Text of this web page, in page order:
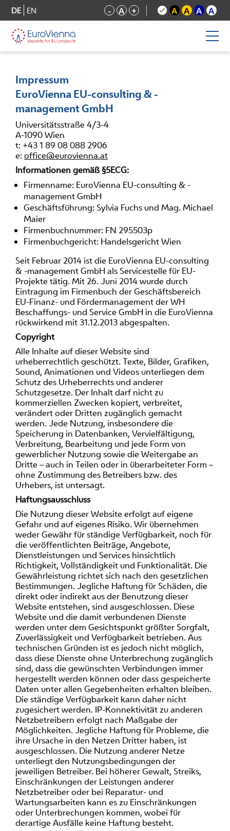
DE EN - A + A A A A
Impressum
EuroVienna EU-consulting & -
management GmbH
Universitätsstraße 4/3-4
A-1090 Wien
t: +43 1 89 08 088 2906
e: office@eurovienna.at
Informationen gemäß §5ECG:
Firmenname: EuroVienna EU-consulting & -
management GmbH
Geschäftsführung: Sylvia Fuchs und Mag. Michael
Maier
Firmenbuchnummer: FN 295503p
Firmenbuchgericht: Handelsgericht Wien
Seit Februar 2014 ist die EuroVienna EU-consulting
& -management GmbH als Servicestelle für EU-
Projekte tätig. Mit 26. Juni 2014 wurde durch
Eintragung im Firmenbuch der Geschäftsbereich
EU-Finanz- und Fördermanagement der WH
Beschaffungs- und Service GmbH in die EuroVienna
rückwirkend mit 31.12.2013 abgespalten.
Copyright
Alle Inhalte auf dieser Website sind
urheberrechtlich geschützt. Texte, Bilder, Grafiken,
Sound, Animationen und Videos unterliegen dem
Schutz des Urheberrechts und anderer
Schutzgesetze. Der Inhalt darf nicht zu
kommerziellen Zwecken kopiert, verbreitet,
verändert oder Dritten zugänglich gemacht
werden. Jede Nutzung, insbesondere die
Speicherung in Datenbanken, Vervielfältigung,
Verbreitung, Bearbeitung und jede Form von
gewerblicher Nutzung sowie die Weitergabe an
Dritte – auch in Teilen oder in überarbeiteter Form –
ohne Zustimmung des Betreibers bzw. des
Urhebers, ist untersagt.
Haftungsausschluss
Die Nutzung dieser Website erfolgt auf eigene
Gefahr und auf eigenes Risiko. Wir übernehmen
weder Gewähr für ständige Verfügbarkeit, noch für
die veröffentlichten Beiträge, Angebote,
Dienstleistungen und Services hinsichtlich
Richtigkeit, Vollständigkeit und Funktionalität. Die
Gewährleistung richtet sich nach den gesetzlichen
Bestimmungen. Jegliche Haftung für Schäden, die
direkt oder indirekt aus der Benutzung dieser
Website entstehen, sind ausgeschlossen. Diese
Website und die damit verbundenen Dienste
werden unter dem Gesichtspunkt größter Sorgfalt,
Zuverlässigkeit und Verfügbarkeit betrieben. Aus
technischen Gründen ist es jedoch nicht möglich,
dass diese Dienste ohne Unterbrechung zugänglich
sind, dass die gewünschten Verbindungen immer
hergestellt werden können oder dass gespeicherte
Daten unter allen Gegebenheiten erhalten bleiben.
Die ständige Verfügbarkeit kann daher nicht
zugesichert werden. IP-Konnektivität zu anderen
Netzbetreibern erfolgt nach Maßgabe der
Möglichkeiten. Jegliche Haftung für Probleme, die
ihre Ursache in den Netzen Dritter haben, ist
ausgeschlossen. Die Nutzung anderer Netze
unterliegt den Nutzungsbedingungen der
jeweiligen Betreiber. Bei höherer Gewalt, Streiks,
Einschränkungen der Leistungen anderer
Netzbetreiber oder bei Reparatur- und
Wartungsarbeiten kann es zu Einschränkungen
oder Unterbrechungen kommen, wobei für
derartige Ausfälle keine Haftung besteht.